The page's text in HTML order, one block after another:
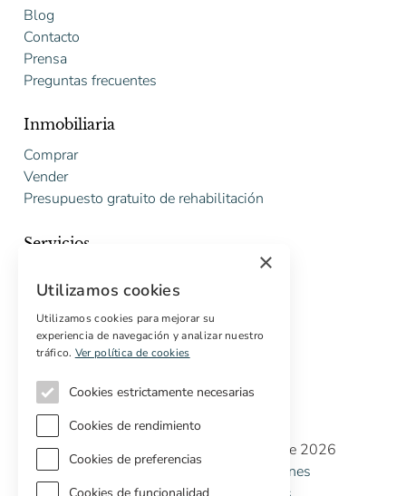
Blog
Contacto
Prensa
Preguntas frecuentes
Inmobiliaria
Comprar
Vender
Presupuesto gratuito de rehabilitación
Servicios
Compradores internacionales
Propiedades off-market
Servicios para compradores
Copyright © Cottage Properties Real Estate 2026
Política de Privacidad
Terminos y Condiciones
×
Utilizamos cookies
Utilizamos cookies para mejorar su
experiencia de navegación y analizar nuestro
tráfico. Ver política de cookies
Cookies estrictamente necesarias
Cookies de rendimiento
Cookies de preferencias